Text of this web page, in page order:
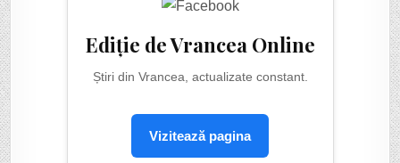
Ediție de Vrancea Online
Știri din Vrancea, actualizate constant.
Vizitează pagina